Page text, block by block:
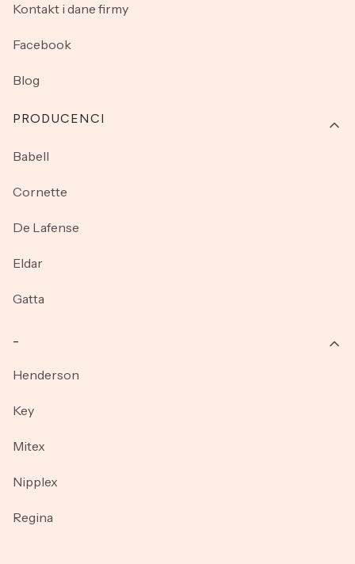
Kontakt i dane firmy
Facebook
Blog
PRODUCENCI
Babell
Cornette
De Lafense
Eldar
Gatta
Henderson
Key
Mitex
Nipplex
Regina